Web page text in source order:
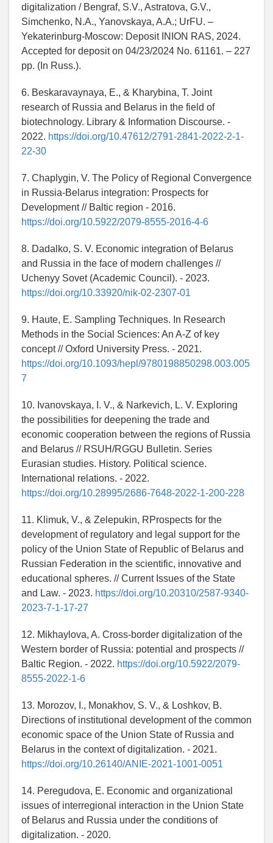
digitalization / Bengraf, S.V., Astratova, G.V.,
Simchenko, N.A., Yanovskaya, A.A.; UrFU. –
Yekaterinburg-Moscow: Deposit INION RAS, 2024.
Accepted for deposit on 04/23/2024 No. 61161. – 227
pp. (In Russ.).
6. Beskaravaynaya, E., & Kharybina, T. Joint
research of Russia and Belarus in the field of
biotechnology. Library & Information Discourse. -
2022. https://doi.org/10.47612/2791-2841-2022-2-1-
22-30
7. Chaplygin, V. The Policy of Regional Convergence
in Russia-Belarus integration: Prospects for
Development // Baltic region - 2016.
https://doi.org/10.5922/2079-8555-2016-4-6
8. Dadalko, S. V. Economic integration of Belarus
and Russia in the face of modern challenges //
Uchenyy Sovet (Academic Council). - 2023.
https://doi.org/10.33920/nik-02-2307-01
9. Haute, E. Sampling Techniques. In Research
Methods in the Social Sciences: An A-Z of key
concept // Oxford University Press. - 2021.
https://doi.org/10.1093/hepl/9780198850298.003.005
7
10. Ivanovskaya, I. V., & Narkevich, L. V. Exploring
the possibilities for deepening the trade and
economic cooperation between the regions of Russia
and Belarus // RSUH/RGGU Bulletin. Series
Eurasian studies. History. Political science.
International relations. - 2022.
https://doi.org/10.28995/2686-7648-2022-1-200-228
11. Klimuk, V., & Zelepukin, RProspects for the
development of regulatory and legal support for the
policy of the Union State of Republic of Belarus and
Russian Federation in the scientific, innovative and
educational spheres. // Current Issues of the State
and Law. - 2023. https://doi.org/10.20310/2587-9340-
2023-7-1-17-27
12. Mikhaylova, A. Cross-border digitalization of the
Western border of Russia: potential and prospects //
Baltic Region. - 2022. https://doi.org/10.5922/2079-
8555-2022-1-6
13. Morozov, I., Monakhov, S. V., & Loshkov, B.
Directions of institutional development of the common
economic space of the Union State of Russia and
Belarus in the context of digitalization. - 2021.
https://doi.org/10.26140/ANIE-2021-1001-0051
14. Peregudova, E. Economic and organizational
issues of interregional interaction in the Union State
of Belarus and Russia under the conditions of
digitalization. - 2020.